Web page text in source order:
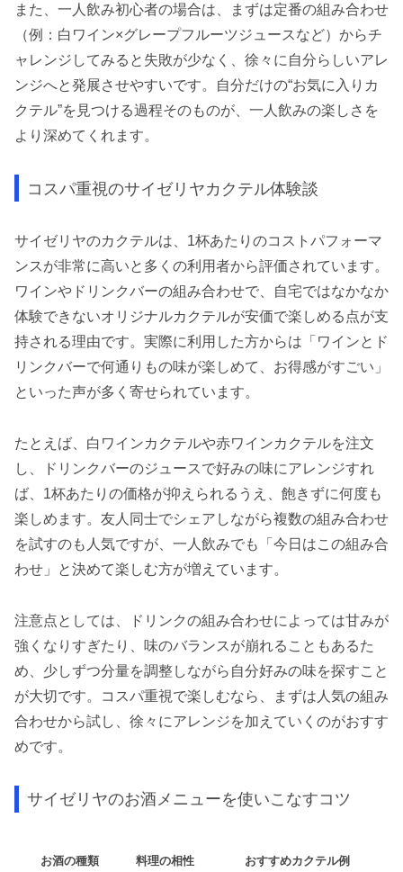
また、一人飲み初心者の場合は、まずは定番の組み合わせ
（例：白ワイン×グレープフルーツジュースなど）からチ
ャレンジしてみると失敗が少なく、徐々に自分らしいアレ
ンジへと発展させやすいです。自分だけの“お気に入りカ
クテル”を見つける過程そのものが、一人飲みの楽しさを
より深めてくれます。
コスパ重視のサイゼリヤカクテル体験談
サイゼリヤのカクテルは、1杯あたりのコストパフォーマ
ンスが非常に高いと多くの利用者から評価されています。
ワインやドリンクバーの組み合わせで、自宅ではなかなか
体験できないオリジナルカクテルが安価で楽しめる点が支
持される理由です。実際に利用した方からは「ワインとド
リンクバーで何通りもの味が楽しめて、お得感がすごい」
といった声が多く寄せられています。
たとえば、白ワインカクテルや赤ワインカクテルを注文
し、ドリンクバーのジュースで好みの味にアレンジすれ
ば、1杯あたりの価格が抑えられるうえ、飽きずに何度も
楽しめます。友人同士でシェアしながら複数の組み合わせ
を試すのも人気ですが、一人飲みでも「今日はこの組み合
わせ」と決めて楽しむ方が増えています。
注意点としては、ドリンクの組み合わせによっては甘みが
強くなりすぎたり、味のバランスが崩れることもあるた
め、少しずつ分量を調整しながら自分好みの味を探すこと
が大切です。コスパ重視で楽しむなら、まずは人気の組み
合わせから試し、徐々にアレンジを加えていくのがおすす
めです。
サイゼリヤのお酒メニューを使いこなすコツ
お酒の種類 料理の相性 おすすめカクテル例